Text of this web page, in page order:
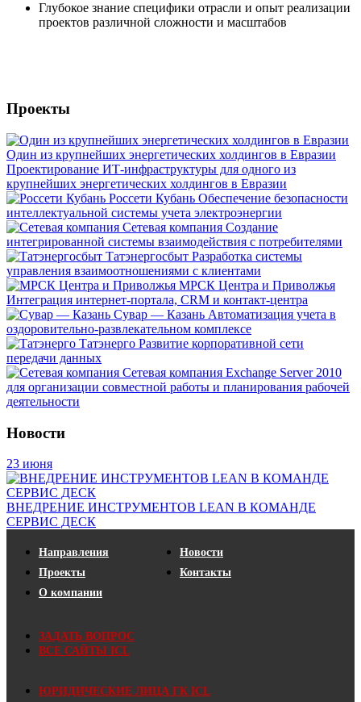
Глубокое знание специфики отрасли и опыт реализации
проектов различной сложности и масштабов
Проекты
Один из крупнейших энергетических холдингов в Евразии
Проектирование ИТ-инфраструктуры для одного из
крупнейших энергетических холдингов в Евразии
Россети Кубань Обеспечение безопасности
интеллектуальной системы учета электроэнергии
Сетевая компания Создание
интегрированной системы взаимодействия с потребителями
Татэнергосбыт Разработка системы
управления взаимоотношениями с клиентами
МРСК Центра и Приволжья
Интеграция интернет-портала, CRM и контакт-центра
Сувар — Казань Автоматизация учета в
оздоровительно-развлекательном комплексе
Татэнерго Развитие корпоративной сети
передачи данных
Сетевая компания Exchange Server 2010
для организации совместной работы и планирования рабочей
деятельности
Новости
23 июня
ВНЕДРЕНИЕ ИНСТРУМЕНТОВ LEAN В КОМАНДE
СЕРВИС ДЕСК
Направления
Проекты
О компании
Новости
Контакты
ЗАДАТЬ ВОПРОС
ВСЕ САЙТЫ ICL
ЮРИДИЧЕСКИЕ ЛИЦА ГК ICL